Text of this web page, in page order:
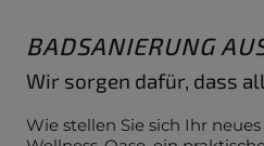
BADSANIERUNG
Wir sorgen dafür, dass
Wie stellen Sie sich Ihr